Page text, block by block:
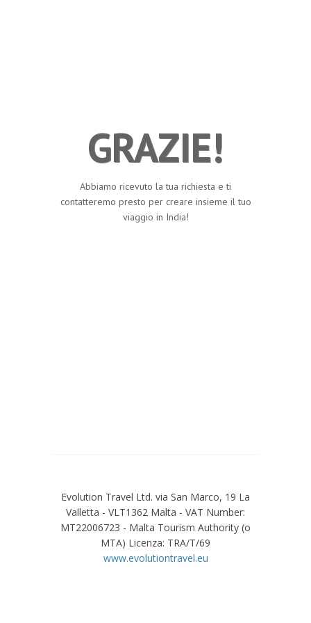
GRAZIE!
Abbiamo ricevuto la tua richiesta e ti
contatteremo presto per creare insieme il tuo
viaggio in India!
Evolution Travel Ltd. via San Marco, 19 La
Valletta - VLT1362 Malta - VAT Number:
MT22006723 - Malta Tourism Authority (o
MTA) Licenza: TRA/T/69
www.evolutiontravel.eu